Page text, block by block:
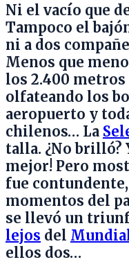
Ni el vacío que
Tampoco el
ni a dos
Menos que
los 2.400
olfateando los
aeropuerto y
chilenos… La
talla. ¿No brilló?
mejor! Pero
fue
momentos del
se llevó un
lejos del
ellos dos…